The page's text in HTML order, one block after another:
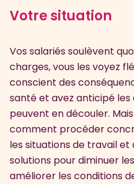
Votre situation
Vos salariés soulèvent
charges, vous les voyez
conscient des
santé et avez anticipé les
peuvent en découler.
comment procéder
les situations de travail
solutions pour diminuer
améliorer les conditions